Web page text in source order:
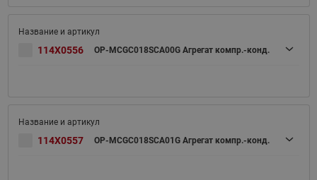
114X0556 OP-MCGC018SCA00G Агрегат компр.-конд.
114X0557 OP-MCGC018SCA01G Агрегат компр.-конд.